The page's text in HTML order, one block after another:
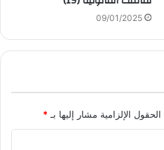
09/01/2025
الحقول الإلزامية مشار إليها بـ *